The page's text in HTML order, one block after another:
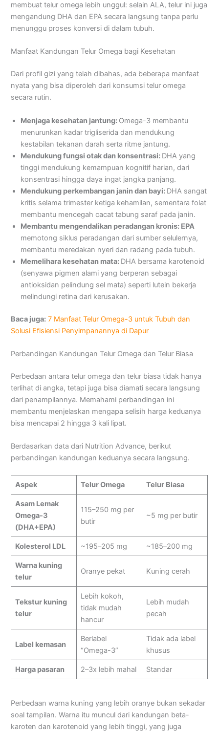
membuat telur omega lebih unggul: selain ALA, telur ini juga
mengandung DHA dan EPA secara langsung tanpa perlu
menunggu proses konversi di dalam tubuh.
Manfaat Kandungan Telur Omega bagi Kesehatan
Dari profil gizi yang telah dibahas, ada beberapa manfaat
nyata yang bisa diperoleh dari konsumsi telur omega
secara rutin.
Menjaga kesehatan jantung: Omega-3 membantu
menurunkan kadar trigliserida dan mendukung
kestabilan tekanan darah serta ritme jantung.
Mendukung fungsi otak dan konsentrasi: DHA yang
tinggi mendukung kemampuan kognitif harian, dari
konsentrasi hingga daya ingat jangka panjang.
Mendukung perkembangan janin dan bayi: DHA sangat
kritis selama trimester ketiga kehamilan, sementara folat
membantu mencegah cacat tabung saraf pada janin.
Membantu mengendalikan peradangan kronis: EPA
memotong siklus peradangan dari sumber selulernya,
membantu meredakan nyeri dan radang pada tubuh.
Memelihara kesehatan mata: DHA bersama karotenoid
(senyawa pigmen alami yang berperan sebagai
antioksidan pelindung sel mata) seperti lutein bekerja
melindungi retina dari kerusakan.
Baca juga: 7 Manfaat Telur Omega-3 untuk Tubuh dan
Solusi Efisiensi Penyimpanannya di Dapur
Perbandingan Kandungan Telur Omega dan Telur Biasa
Perbedaan antara telur omega dan telur biasa tidak hanya
terlihat di angka, tetapi juga bisa diamati secara langsung
dari penampilannya. Memahami perbandingan ini
membantu menjelaskan mengapa selisih harga keduanya
bisa mencapai 2 hingga 3 kali lipat.
Berdasarkan data dari Nutrition Advance, berikut
perbandingan kandungan keduanya secara langsung.
Aspek Telur Omega Telur Biasa
Asam Lemak
Omega-3
(DHA+EPA)
115–250 mg per
butir
~5 mg per butir
Kolesterol LDL ~195–205 mg ~185–200 mg
Warna kuning
telur
Oranye pekat Kuning cerah
Tekstur kuning
telur
Lebih kokoh,
tidak mudah
hancur
Lebih mudah
pecah
Label kemasan
Berlabel
“Omega-3”
Tidak ada label
khusus
Harga pasaran 2–3x lebih mahal Standar
Perbedaan warna kuning yang lebih oranye bukan sekadar
soal tampilan. Warna itu muncul dari kandungan beta-
karoten dan karotenoid yang lebih tinggi, yang juga